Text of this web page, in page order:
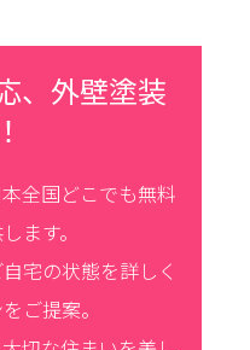
、外壁塗装
全国どこでも無料
ます。
宅の状態を詳しく
ご提案。